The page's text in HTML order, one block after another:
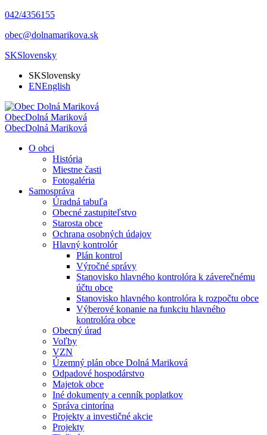
042/4356155
obec@dolnamarikova.sk
SKSlovensky
SKSlovensky
ENEnglish
ObecDolná Mariková
ObecDolná Mariková
O obci
História
Miestne časti
Fotogaléria
Samospráva
Úradná tabuľa
Obecné zastupiteľstvo
Starosta obce
Ochrana osobných údajov
Hlavný kontrolór
Plán kontrol
Výročné správy
Stanovisko hlavného kontrolóra k záverečnému
účtu obce
Stanovisko hlavného kontrolóra k rozpočtu obce
Výberové konanie na funkciu hlavného
kontrolóra obce
Obecný úrad
Voľby
VZN
Územný plán obce Dolná Mariková
Odpadové hospodárstvo
Majetok obce
Iné dokumenty a cenník poplatkov
Správa cintorína
Projekty a investičné akcie
Projekty